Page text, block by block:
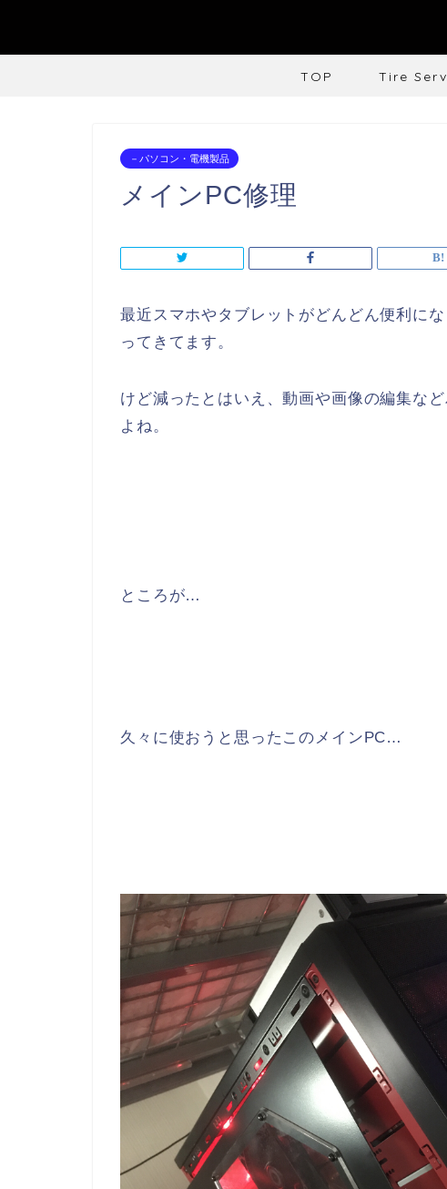
TOP Tire
－パソコン・電機製品
メインPC修理
最近スマホやタブレットがどんどん便利に
ってきてます。
けど減ったとはいえ、動画や画像の編集な
よね。
ところが…
久々に使おうと思ったこのメインPC…